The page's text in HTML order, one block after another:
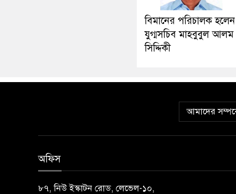
বিমানের পরিচালক হলেন
যুগ্মসচিব মাহবুবুল আলম
সিদ্দিকী
আমাদের
অফিস
৮৭, নিউ ইস্কাটন রোড, লেভেল-১০,